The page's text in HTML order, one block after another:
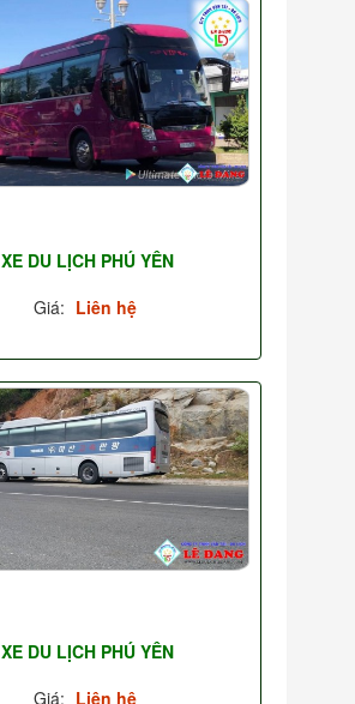
XE DU LỊCH PHÚ YÊN
Giá: Liên hệ
XE DU LỊCH PHÚ YÊN
Giá: Liên hệ